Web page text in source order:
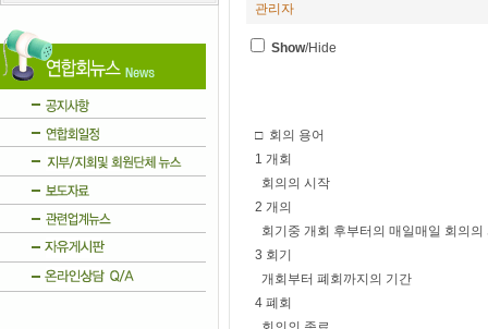
관리자
Show/Hide
□ 회의 용어
1 개회
회의의 시작
2 개의
회기중 개회 후부터의 매일매일 회의의
3 회기
개회부터 폐회까지의 기간
4 폐회